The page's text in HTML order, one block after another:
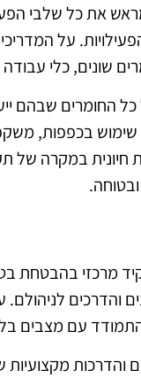
את כל שלבי
על
שונים, כלי
החומרים שבהם
בכפפות,
במקרה של
מרכזי
והדרכים
עם מצבים
מקצועיות